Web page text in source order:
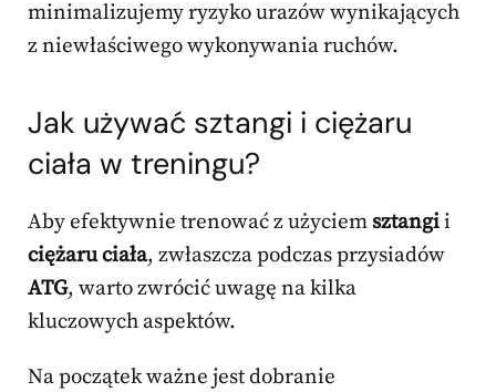
minimalizujemy ryzyko urazów wynikających
z niewłaściwego wykonywania ruchów.
Jak używać sztangi i ciężaru
ciała w treningu?
Aby efektywnie trenować z użyciem sztangii
ciężaru ciała, zwłaszcza podczas przysiadów
ATG, warto zwrócić uwagę na kilka
kluczowych aspektów.
Na początek ważne jest dobranie